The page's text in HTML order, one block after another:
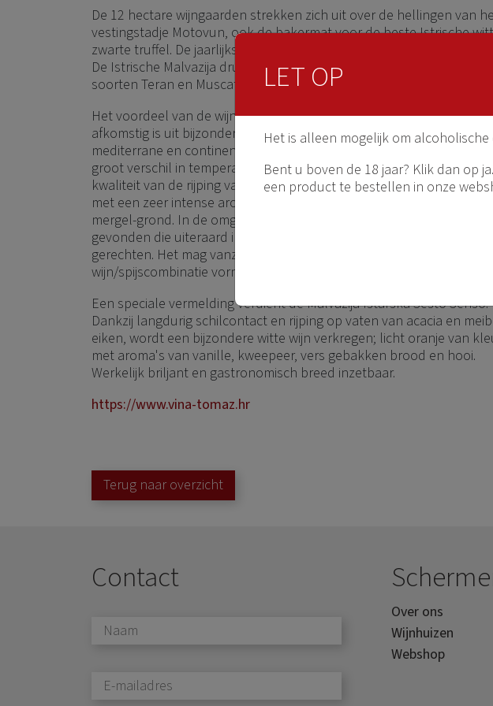
LET OP
Het is alleen mogelijk om
Bent u boven de 18 jaar? Klik dan op
een product te bestellen in onze
De 12 hectare wijngaarden strekken zich uit over de hellingen van
vestingstadje Motovun, ook de bakermat voor de beste Istrische
zwarte truffel. De jaarlijkse productie bereikt maximaal 100.000 flessen.
De Istrische Malvazija druif is dominant, terwijl andere autochtone
soorten Teran en Muscat (of Moscatel) zijn.
Het voordeel van de wijnen van de Tomaz-familie is dat de druif
afkomstig is uit bijzondere microklimaat-omstandigheden, waarin
mediterrane en continentale klimaten samenkomen. Er bestaat een
groot verschil in temperatuur gedurende de dag en nacht, wat de
kwaliteit van de rijping van de druiven ten goede komt en de wijn
met een zeer intense aromatische smaak, die versterkt wordt door de
mergel-grond. In de omgeving van Motovun wordt ook veel truffel
gevonden die uiteraard in de lokale keuken bereid wordt in diverse
gerechten. Het mag vanzelfsprekend zijn dat deze wijnen een
wijn/spijscombinatie vormen met truffel.
Een speciale vermelding verdient de Malvazija Istarska Sesto Senso.
Dankzij langdurig schilcontact en rijping op vaten van acacia en
eiken, wordt een bijzondere witte wijn verkregen; licht oranje van
met aroma's van vanille, kweepeer, vers gebakken brood en hooi.
Werkelijk briljant en gastronomisch breed inzetbaar.
https://www.vina-tomaz.hr
Terug naar overzicht
Contact
Over ons
Wijnhuizen
Webshop